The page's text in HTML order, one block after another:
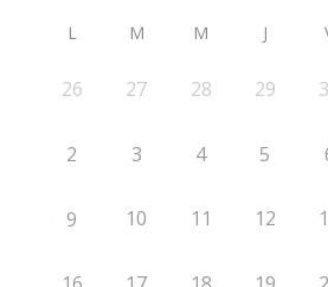
L M M J
26 27 28 29
2 3 4 5
9 10 11 12